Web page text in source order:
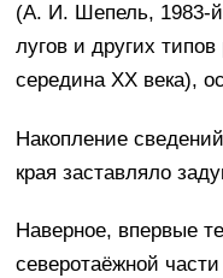
(А. И. Шепель, 1983-
лугов и других
середина XX века),
Накопление
края заставляло
Наверное, впервые
северотаёжной